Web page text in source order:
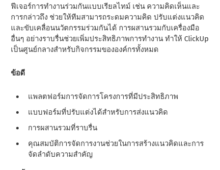
ฟีเจอร์การทํางานร่วมกันแบบเรียลไทม์ เช่น ความคิดเห็นและ
การกล่าวถึง ช่วยให้ทีมสามารถระดมความคิด ปรับแต่งแนวคิด
และขับเคลื่อนนวัตกรรมร่วมกันได้ การผสานรวมกับเครื่องมือ
อื่นๆ อย่างราบรื่นช่วยเพิ่มประสิทธิภาพการทํางาน ทําให้ ClickUp
เป็นศูนย์กลางสําหรับกิจกรรมขององค์กรทั้งหมด
ข้อดี
แพลตฟอร์มการจัดการโครงการที่มีประสิทธิภาพ
แบบฟอร์มที่ปรับแต่งได้สําหรับการส่งแนวคิด
การผสานรวมที่ราบรื่น
คุณสมบัติการจัดการงานช่วยในการสร้างแนวคิดและการ
จัดลําดับความสําคัญ